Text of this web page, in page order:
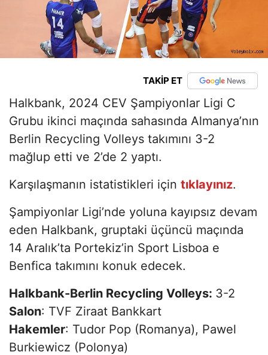
TAKİP ET
Halkbank, 2024 CEV Şampiyonlar Ligi C
Grubu ikinci maçında sahasında Almanya’nın
Berlin Recycling Volleys takımını 3-2
mağlup etti ve 2’de 2 yaptı.
Karşılaşmanın istatistikleri için tıklayınız.
Şampiyonlar Ligi’nde yoluna kayıpsız devam
eden Halkbank, gruptaki üçüncü maçında
14 Aralık’ta Portekiz’in Sport Lisboa e
Benfica takımını konuk edecek.
Halkbank-Berlin Recycling Volleys: 3-2
Salon: TVF Ziraat Bankkart
Hakemler: Tudor Pop (Romanya), Pawel
Burkiewicz (Polonya)